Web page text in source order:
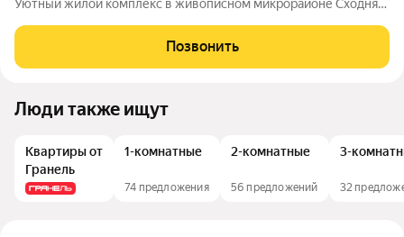
Уютный жилой комплекс в живописном микрорайоне Сходня
Проект сочетает в себе гармонию природы и современные
городские удобства, создавая идеальное
Позвонить
Люди также ищут
Квартиры от
Гранель
1-комнатные
74 предложения
2-комнатные
56 предложений
3-
32